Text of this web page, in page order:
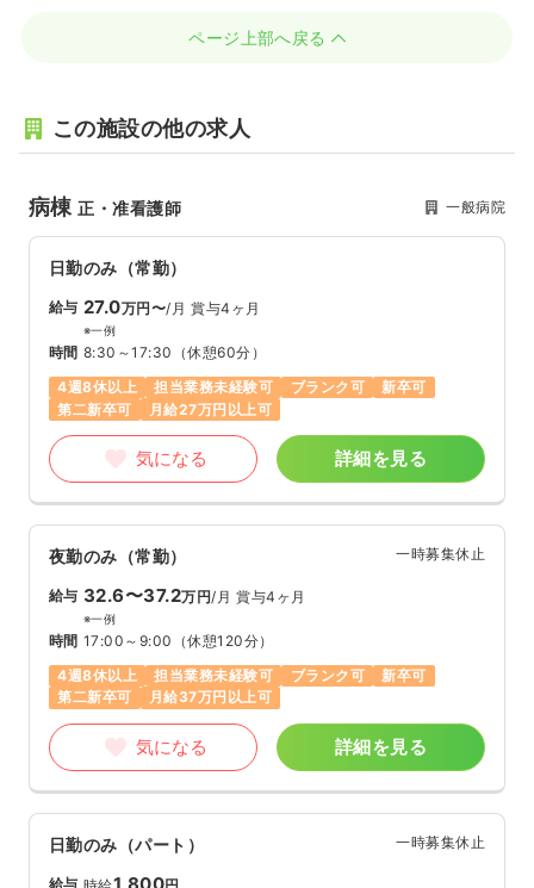
ページ上部へ戻る
この施設の他の求人
病棟正・准看護師 一般病院
日勤のみ（常勤）
給与 27.0万円〜/月 賞与4ヶ月
※一例
時間 8:30～17:30 （休憩60分）
4週8休以上
担当業務未経験可 ブランク可
新卒可
第二新卒可
月給27万円以上可
気になる 詳細を見る
夜勤のみ（常勤） 一時募集休止
給与 32.6〜37.2万円/月 賞与4ヶ月
※一例
時間 17:00～9:00 （休憩120分）
4週8休以上
担当業務未経験可 ブランク可
新卒可
第二新卒可
月給37万円以上可
気になる 詳細を見る
日勤のみ（パート） 一時募集休止
給与 時給1,800円